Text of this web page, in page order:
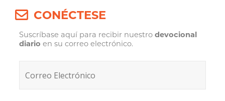
CONÉCTESE
Suscríbase aquí para recibir nuestrodevocional
diario en su correo electrónico.